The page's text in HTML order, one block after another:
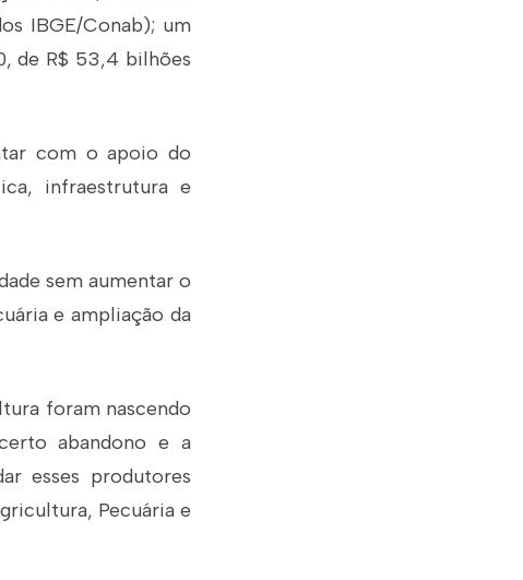
IBGE/Conab); um
de R$ 53,4 bilhões
com o apoio do
infraestrutura e
sem aumentar o
e ampliação da
foram nascendo
abandono e a
esses produtores
Pecuária e